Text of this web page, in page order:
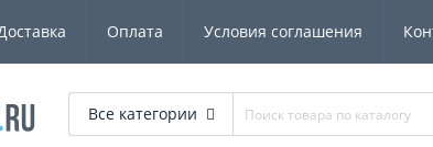
Оплата Условия соглашения
Все категории